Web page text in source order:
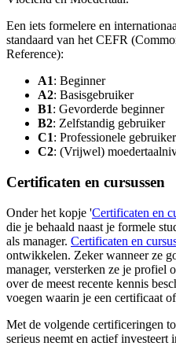
Een iets formelere en
standaard van het CEFR
Reference):
A1: Beginner
A2: Basisgebruiker
B1: Gevorderde beginner
B2: Zelfstandig gebruiker
C1: Professionele gebruiker
C2: (Vrijwel)
Certificaten en cursussen
Onder het kopje 'Certificaten en
die je behaald naast je formele
als manager. Certificaten en
ontwikkelen. Zeker wanneer ze
manager, versterken ze je profiel
over de meest recente kennis
voegen waarin je een certificaat
Met de volgende certificeringen
serieus neemt en actief